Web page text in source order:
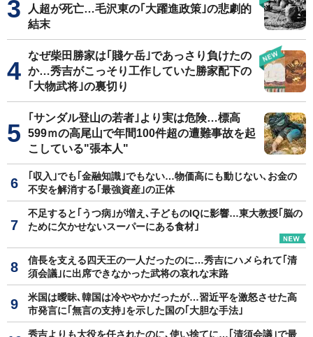
人超が死亡…毛沢東の｢大躍進政策｣の悲劇的
結末
なぜ柴田勝家は｢賤ケ岳｣であっさり負けたの
か…秀吉がこっそり工作していた勝家配下の
｢大物武将｣の裏切り
｢サンダル登山の若者｣より実は危険…標高
599ｍの高尾山で年間100件超の遭難事故を起
こしている"張本人"
｢収入｣でも｢金融知識｣でもない…物価高にも動じない､お金の
不安を解消する｢最強資産｣の正体
不足すると｢うつ病｣が増え､子どものIQに影響…東大教授｢脳の
ために欠かせないスーパーにある食材｣
信長を支える四天王の一人だったのに…秀吉にハメられて｢清
須会議｣に出席できなかった武将の哀れな末路
米国は曖昧､韓国は冷ややかだったが…習近平を激怒させた高
市発言に｢無言の支持｣を示した国の｢大胆な手法｣
秀吉よりも大役を任されたのに､使い捨てに…｢清須会議｣で最